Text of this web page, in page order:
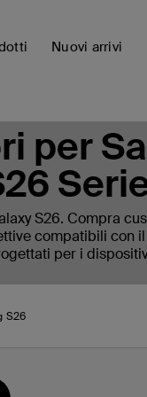
Nuovi arrivi
per
S26. Compra
compatibili con
per i
S26